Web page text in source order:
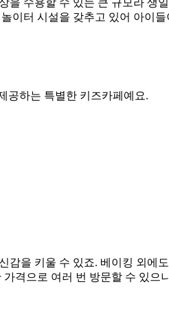
을 수용할 수 있는 큰 규모라 생일
이터 시설을 갖추고 있어 아이들
공하는 특별한 키즈카페예요.
감을 키울 수 있죠. 베이킹 외에
격으로 여러 번 방문할 수 있으